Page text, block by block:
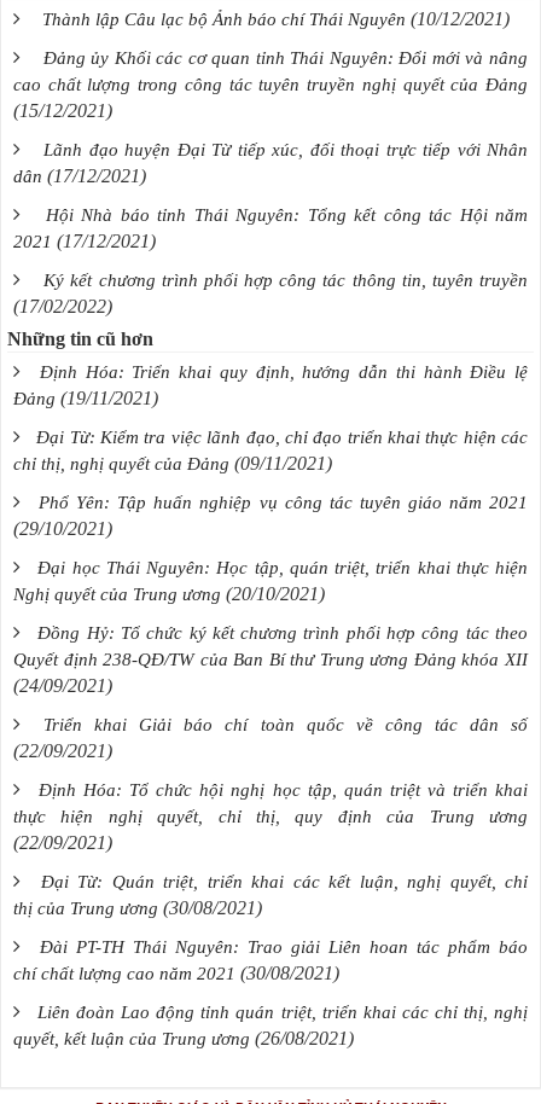
Thành lập Câu lạc bộ Ảnh báo chí Thái Nguyên (10/12/2021)
Đảng ủy Khối các cơ quan tỉnh Thái Nguyên: Đổi mới và nâng
cao chất lượng trong công tác tuyên truyền nghị quyết của Đảng
(15/12/2021)
Lãnh đạo huyện Đại Từ tiếp xúc, đối thoại trực tiếp với Nhân
dân (17/12/2021)
Hội Nhà báo tỉnh Thái Nguyên: Tổng kết công tác Hội năm
2021 (17/12/2021)
Ký kết chương trình phối hợp công tác thông tin, tuyên truyền
(17/02/2022)
Những tin cũ hơn
Định Hóa: Triển khai quy định, hướng dẫn thi hành Điều lệ
Đảng (19/11/2021)
Đại Từ: Kiểm tra việc lãnh đạo, chỉ đạo triển khai thực hiện các
chỉ thị, nghị quyết của Đảng (09/11/2021)
Phổ Yên: Tập huấn nghiệp vụ công tác tuyên giáo năm 2021
(29/10/2021)
Đại học Thái Nguyên: Học tập, quán triệt, triển khai thực hiện
Nghị quyết của Trung ương (20/10/2021)
Đồng Hỷ: Tổ chức ký kết chương trình phối hợp công tác theo
Quyết định 238-QĐ/TW của Ban Bí thư Trung ương Đảng khóa XII
(24/09/2021)
Triển khai Giải báo chí toàn quốc về công tác dân số
(22/09/2021)
Định Hóa: Tổ chức hội nghị học tập, quán triệt và triển khai
thực hiện nghị quyết, chỉ thị, quy định của Trung ương
(22/09/2021)
Đại Từ: Quán triệt, triển khai các kết luận, nghị quyết, chỉ
thị của Trung ương (30/08/2021)
Đài PT-TH Thái Nguyên: Trao giải Liên hoan tác phẩm báo
chí chất lượng cao năm 2021 (30/08/2021)
Liên đoàn Lao động tỉnh quán triệt, triển khai các chỉ thị, nghị
quyết, kết luận của Trung ương (26/08/2021)